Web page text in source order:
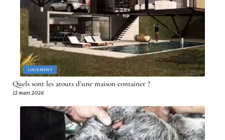
LOGEMENT
Quels sont les atouts d’une maison container ?
12 mars 2026